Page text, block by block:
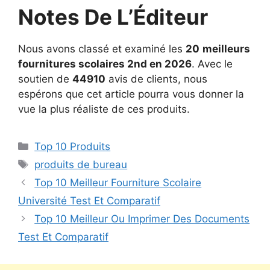
Notes De L’Éditeur
Nous avons classé et examiné les 20 meilleurs
fournitures scolaires 2nd en 2026. Avec le
soutien de 44910 avis de clients, nous
espérons que cet article pourra vous donner la
vue la plus réaliste de ces produits.
Top 10 Produits
produits de bureau
Top 10 Meilleur Fourniture Scolaire
Université Test Et Comparatif
Top 10 Meilleur Ou Imprimer Des Documents
Test Et Comparatif